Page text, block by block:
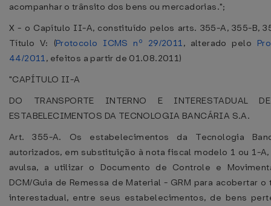
acompanhar o trânsito dos bens ou mercadorias.";
X - o Capítulo II-A, constituído pelos arts. 355-A, 355-B,
Título V: (Protocolo ICMS nº 29/2011, alterado pelo
44/2011, efeitos a partir de 01.08.2011)
"CAPÍTULO II-A
DO TRANSPORTE INTERNO E INTERESTADUAL
ESTABELECIMENTOS DA TECNOLOGIA BANCÁRIA S.A.
Art. 355-A. Os estabelecimentos da Tecnologia
autorizados, em substituição à nota fiscal modelo 1 ou 1-
avulsa, a utilizar o Documento de Controle e
DCM/Guia de Remessa de Material - GRM para acobertar
interestadual, entre seus estabelecimentos, de bens